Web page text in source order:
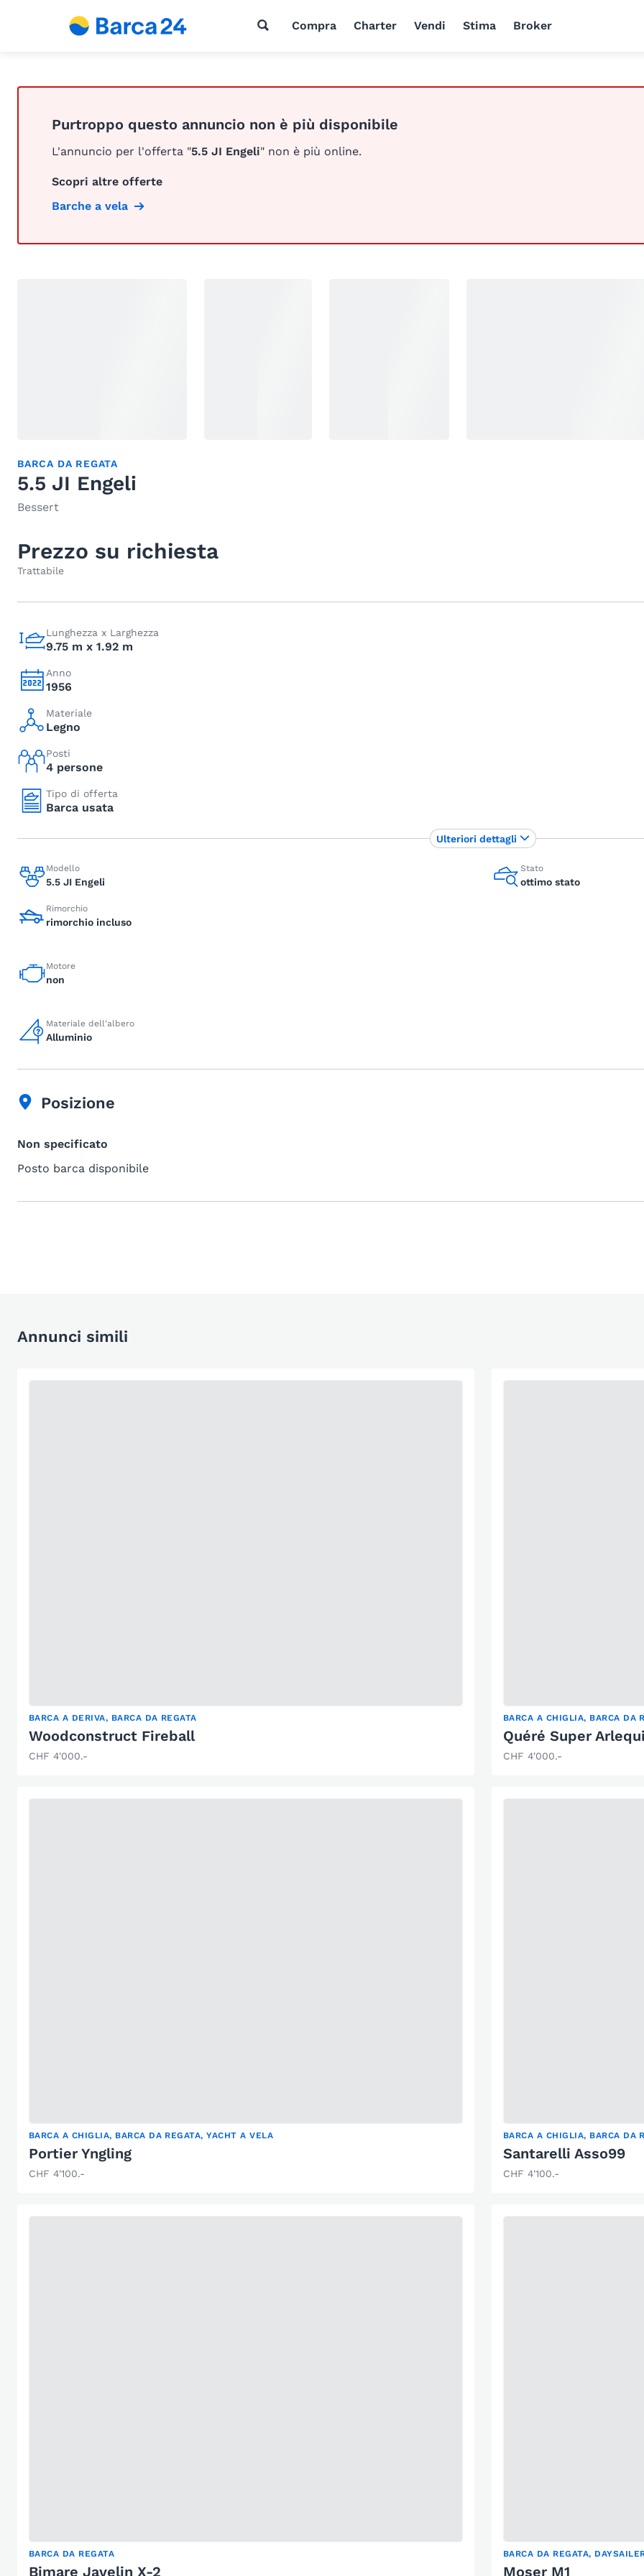
Compra Charter Vendi Stima Broker
Purtroppo questo annuncio non è più disponibile
L'annuncio per l'offerta "5.5 JI Engeli" non è più online.
Scopri altre offerte
Barche a vela
BARCA DA REGATA
5.5 JI Engeli
Bessert
Prezzo su richiesta
Trattabile
Lunghezza x Larghezza
9.75 m x 1.92 m
Anno
1956
Materiale
Legno
Posti
4 persone
Tipo di offerta
Barca usata
Modello
5.5 JI Engeli
Stato
ottimo stato
Rimorchio
rimorchio incluso
Motore
non
Materiale dell'albero
Alluminio
Ulteriori dettagli
Posizione
Non specificato
Posto barca disponibile
Annunci simili
BARCA A DERIVA, BARCA DA REGATA
Woodconstruct Fireball
CHF 4'000.-
BARCA A CHIGLIA, BARCA DA
Quéré Super
CHF 4'000.-
BARCA A CHIGLIA, BARCA DA REGATA, YACHT A VELA
Portier Yngling
CHF 4'100.-
BARCA A CHIGLIA, BARCA DA
Santarelli Asso99
CHF 4'100.-
BARCA DA REGATA
Bimare Javelin X-2
BARCA DA REGATA,
Moser M1